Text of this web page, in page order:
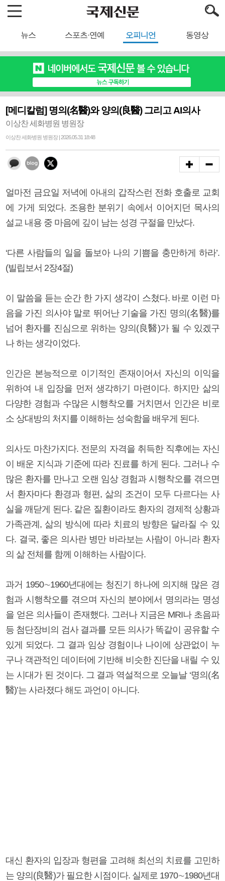
뉴스 스포츠·연예 오피니언 동영상
[메디칼럼] 명의(名醫)와 양의(良醫) 그리고 AI의사
이상찬 세화병원 병원장
이상찬 세화병원 병원장 | 2026.05.31 18:48
얼마전 금요일 저녁에 아내의 갑작스런 전화 호출로 교회
에 가게 되었다. 조용한 분위기 속에서 이어지던 목사의
설교 내용 중 마음에 깊이 남는 성경 구절을 만났다.
‘다른 사람들의 일을 돌보아 나의 기쁨을 충만하게 하라’.
(빌립보서 2장4절)
이 말씀을 듣는 순간 한 가지 생각이 스쳤다. 바로 이런 마
음을 가진 의사야 말로 뛰어난 기술을 가진 명의(名醫)를
넘어 환자를 진심으로 위하는 양의(良醫)가 될 수 있겠구
나 하는 생각이었다.
인간은 본능적으로 이기적인 존재이어서 자신의 이익을
위하여 내 입장을 먼저 생각하기 마련이다. 하지만 삶의
다양한 경험과 수많은 시행착오를 거치면서 인간은 비로
소 상대방의 처지를 이해하는 성숙함을 배우게 된다.
의사도 마찬가지다. 전문의 자격을 취득한 직후에는 자신
이 배운 지식과 기준에 따라 진료를 하게 된다. 그러나 수
많은 환자를 만나고 오랜 임상 경험과 시행착오를 겪으면
서 환자마다 환경과 형편, 삶의 조건이 모두 다르다는 사
실을 깨닫게 된다. 같은 질환이라도 환자의 경제적 상황과
가족관계, 삶의 방식에 따라 치료의 방향은 달라질 수 있
다. 결국, 좋은 의사란 병만 바라보는 사람이 아니라 환자
의 삶 전체를 함께 이해하는 사람이다.
과거 1950∼1960년대에는 청진기 하나에 의지해 많은 경
험과 시행착오를 겪으며 자신의 분야에서 명의라는 명성
을 얻은 의사들이 존재했다. 그러나 지금은 MRI나 초음파
등 첨단장비의 검사 결과를 모든 의사가 똑같이 공유할 수
있게 되었다. 그 결과 임상 경험이나 나이에 상관없이 누
구나 객관적인 데이터에 기반해 비슷한 진단을 내릴 수 있
는 시대가 된 것이다. 그 결과 역설적으로 오늘날 ‘명의(名
醫)’는 사라졌다 해도 과언이 아니다.
대신 환자의 입장과 형편을 고려해 최선의 치료를 고민하
는 양의(良醫)가 필요한 시점이다. 실제로 1970∼1980년대